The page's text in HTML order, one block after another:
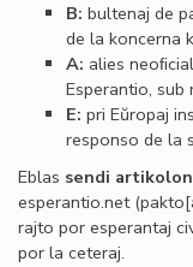
B: bultenaj de
de la koncerna
A: alies
Esperantio, sub
E: pri Eŭropaj
responso de la
Eblas sendi artikolon
esperantio.net
rajto por esperantaj
por la ceteraj.